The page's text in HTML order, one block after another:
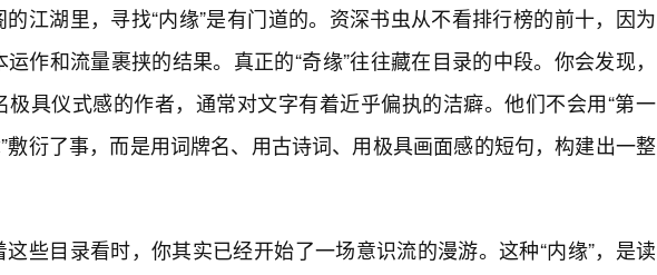
的江湖里，寻找“内缘”是有门道的。资深书虫从不看排行榜的前十，因为
作和流量裹挟的结果。真正的“奇缘”往往藏在目录的中段。你会发现，
极具仪式感的作者，通常对文字有着近乎偏执的洁癖。他们不会用“第一
”敷衍了事，而是用词牌名、用古诗词、用极具画面感的短句，构建出一整
这些目录看时，你其实已经开始了一场意识流的漫游。这种“内缘”，是读